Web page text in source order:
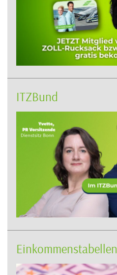
ITZBund
Einkommenstabellen